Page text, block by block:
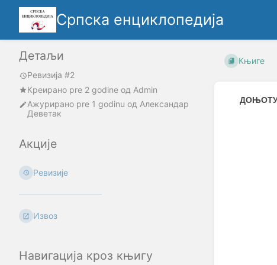
Српска енциклопедија
Детаљи
Ревизија #2
Креирано pre 2 godine oд Admin
Ажурирано pre 1 godinu од Александар
Деветак
Акције
Ревизије
Извоз
Навигација кроз књигу
Књиге